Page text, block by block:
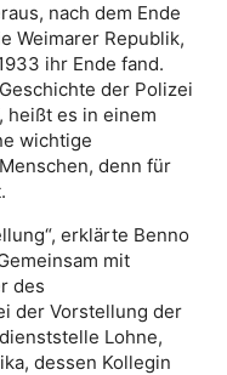
nach dem Ende
Weimarer Republik,
ihr Ende fand.
der Polizei
heißt es in einem
wichtige
denn für
erklärte Benno
mit
des
der Vorstellung der
Lohne,
dessen Kollegin